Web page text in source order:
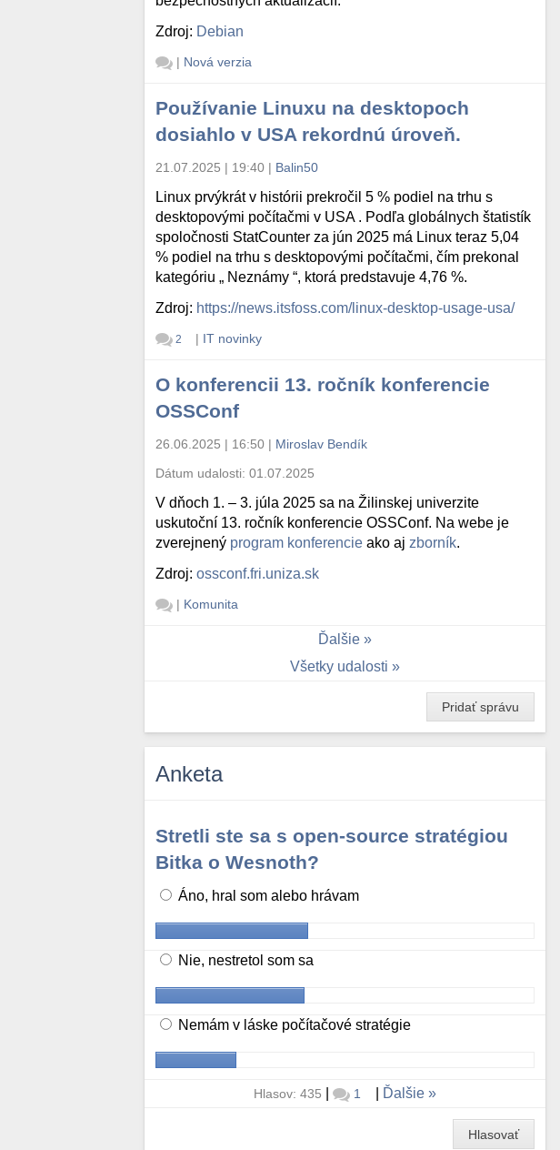
Zdroj: Debian
| Nová verzia
Používanie Linuxu na desktopoch
dosiahlo v USA rekordnú úroveň.
21.07.2025 | 19:40 | Balin50
Linux prvýkrát v histórii prekročil 5 % podiel na trhu s
desktopovými počítačmi v USA . Podľa globálnych štatistík
spoločnosti StatCounter za jún 2025 má Linux teraz 5,04
% podiel na trhu s desktopovými počítačmi, čím prekonal
kategóriu „ Neznámy “, ktorá predstavuje 4,76 %.
Zdroj: https://news.itsfoss.com/linux-desktop-usage-usa/
2 | IT novinky
O konferencii 13. ročník konferencie
OSSConf
26.06.2025 | 16:50 | Miroslav Bendík
Dátum udalosti:01.07.2025
V dňoch 1. – 3. júla 2025 sa na Žilinskej univerzite
uskutoční 13. ročník konferencie OSSConf. Na webe je
zverejnený program konferencie ako aj zborník.
Zdroj:ossconf.fri.uniza.sk
| Komunita
Ďalšie
Všetky udalosti
Pridať správu
Anketa
Stretli ste sa s open-source stratégiou
Bitka o Wesnoth?
Áno, hral som alebo hrávam
Nie, nestretol som sa
Nemám v láske počítačové stratégie
Hlasov: 435 | 1 Ďalšie
Hlasovať